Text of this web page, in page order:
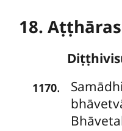
18.
1170.